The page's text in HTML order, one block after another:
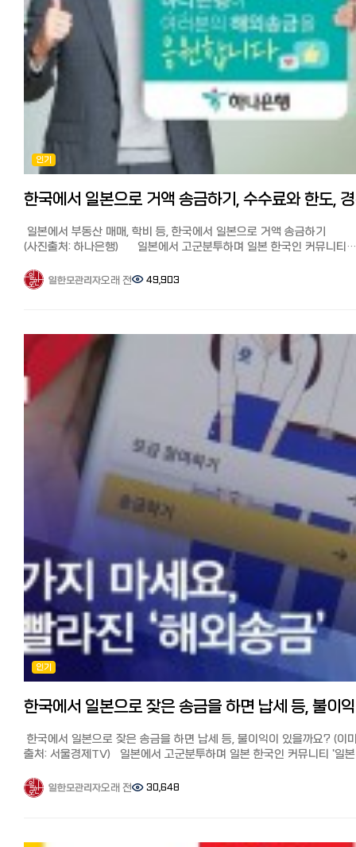
코인샷의 장점은 주말, 심야, 공휴일 등 상관없이 급할 때 앱으로 편하고
신속하게 송금할 수 있다는 점입니다.
회원가입과 본인인증 절차가 앱을 통해서 최소한의 정보로 일괄 승인되
이번에 밤 12시반 경에 전용 계좌로 돈을 입금했는데(유초은행에서 코인
전용계좌로 이체) 앱에 입금확인되어 등록된 한국 제 계좌로 보내는데
정도밖에 걸리지 않았습니다.
전용 계좌에 미리 돈을 충전해 놓으면 페이페이로 송금하듯 더 빠르고
편리하게 한국에 송금이 가능합니다.
타사의 경우 초회 본인인증이나 수취인 인증때문에 진행이 안되는 경우
많은데 카톡이나 라인으로 한국인 스탭이 대응해주는 점, 송금 진행 상
앱 푸시 알림으로 오는 점도 장점입니다.
편리하게 보낼 수 있다.
★일한모 고객이라면 첫 송금수수료 무료로 송금이 가능합니다.
첫 송금 수수료 무료 쿠폰받고 송금하기: https://jp.coinshot.org/
※월드패밀리송금은 2025년 1월부터 한국송금이 종료되었습니다.
한국이외 나라에 송금하실때는 아래 쿠폰으로 저렴하게 보낼 수 있습
천엔입니다. 10만엔까지 500엔이어서 어느 곳보다 수수료가 저렴합니
재류카드나 마이넘버를 폰으로 간단 인증하여 보내면 메일로 승인 연락
오며 바로 송금을 진행할 수 있습니다.
계좌에 송금액을 지불하면 메일로 수취인 신분 인증하라는 연락이 옵
한국에서 받는 사람 본인이 폰으로 인증해야 하는 부분이지만, 받는 분이
고령이거나 하기 어려운 경우는 신분증 사진만 메일로 보내주면 처리해
점이 대단히 편리했습니다.
오전에 부모님 신분증 보냈더니 오후에 송금 완료되었습니다.(2023년
18일 시점, 10만엔 송금, 1,017,020원 착금)
보통 1~2시간 안에 송금이 완료되어 빠른 것도 장점입니다.
장단점과 포인트 ●장점: 수수료가 저렴(10만엔까지 500엔). 받는 분
본인인증을 대신 해준다.
●단점: 메일로 일본어 상담이어서 답은 빨리 오는 편이지만, 급하거나
일본어가 안될 경우 답답할 수 있다.
★월드패밀리도 아래 링크에서 500엔 포인트 받아 수수료 할인을 받으
기본 설정된 환율이 저렴＋수수료 할인으로 어느곳보다 유리한 금액으로
송금할 수 있습니다.
일한모 한정! 월드패밀리 500엔 캐쉬받아 송금하기:
https://www.worldfamilyremit.com/i/?0ZGS72E0
월드패밀리 송금의 메리트와 사용법, 더 자세히 알기
https://korean.co.jp/life2/306
◆SBJ 원터치 익스프레스 송금:
신한은행 일본법인 SBJ은행의 한국송금 서비스입니다. 계좌 개설부터
송금신청까지 SBJ은행 앱상에서 비대면으로 모두 가능합니다.
원터치 익스프레스 송금은 생활비용 송금으로 1회/1일/한달 최대
30만엔까지, 일년에 총 360만엔까지 송금이 가능하며 최소 송금 금액은
송금처 등록은 3개까지 등록가능하며 송금처 등록부터 송금까지 지점방
필요없이 앱으로 완결 가능합니다.
장단점과 포인트 ●장점: 계좌개설부터 송금까지 앱으로 모두 신청이
하지만 아직 온라인 송금 서비스의 존재를 모르는 사람, 불만을 느끼면
인터넷 송금 서비스가 너무 많아서 어디를 사용해야 할지 망설이는
사람들이 많을 것입니다.
일본 거주 한인 커뮤니티에서 최근 평판이 높은 월드 패밀리 해외 송금을
실제로 사용한 소감과 장점에 대해 설명해 드리겠습니다.
월드 패밀리 송금의 특징 많은 재류 한국인들이 사용하고 있어서 안심
어떤 송금 서비스보다 수수료가 저렴 가입만으로 10만엔까지 무료 송금
가능한 포인트 획득 온라인 송금이라 PC, 스마트폰 앱으로 완결! 간편하고
빠르다 한국뿐만 아니라 세계 200개국 이상 송금 가능 인기 송금 3사 실제
송금액 비교 일반 은행보다 저렴해 일본인들이 한국 송금 시에 자주
사용하는 것으로 알려진 인기 송금 서비스 EXPARO(엑스파로),
라쿠텐은행과 월드패밀리 송금을 비교해 보았습니다. [시뮬레이션 결과]
현지에서 받는 금액 시뮬레이션 결과입니다. (2024년 1월 3일 기준)
월드패밀리 송금 : 수수료 500엔이 차감되어 약 940,380원 (이하
초대링크에서 회원가입 시 500포인트를 받으면 초회 무료)
EXPARO(엑스파로): 수수료 939,659원이 차감되어 약 2,500엔
송금 서비스보다 압도적으로 저렴합니다. 아래 링크를 통해서 가입하시
500엔 포인트를 받을 수 있기 때문에 10만엔까지 무료로 송금할 수
있습니다. 10만엔까지 무료 송금 쿠폰 획득↓
http://www.worldfamilyremit.com/ 월드 패밀리 송금의 사용법과
해외 거주 한국인은 재류카드나 마이넘버카드를 휴대폰으로 찍어 간편
승인되면 메일로 연락이 오며 바로 송금이 가능합니다. 계좌로 송금액을
입금하면 메일로 수취인 신분증 연락이 오고, 한국에서 받는 사람 본인(
들어 부모)이 휴대전화로 인증해야 합니다.
그때 고령이거나 대응이 어려운 경우는 타사라면 송금 자체가 안 되거나
지연되는 경우가 많은데 월드패밀리 송금에서는 보내는 사람이 부모의
신분증 이미지를 가지고 있으면 그것을 메일로 보내기만 하면 승인해 주
때문에 매우 편리합니다.
저도 부모님이 기계치신데 이 대응으로 큰 도움이 되었습니다.
오전에 아버지의 신분증을 보냈더니 오후에 송금이 무사히 완료되었습
(2024년 1월 3일 시점, 10만엔 송금, 940,380원 착금)
보통 1~2시간 내 송금이 완료되기 때문에 빠르고, 일본인 직원이 문의에
빠르게 답변해주는 점도 WISE 등 다른 인터넷 송금과 다른 장점입니
추천 포인트 정리 포인트①: 수수료가 가장 저렴하다(500엔까지 10만엔)
포인트②: 방문이 필요 없고 받는 사람의 본인인증을 대신할 수 있음
포인트③ : 전문 직원이 문의에 대해 일본어로 빠르게 답변해 준다
http://www.worldfamilyremit.com/
패밀리 해외 송금의 사용 후기와 추천 이유에 대해 자세히 소개했습니다.
한국으로 송금이 필요할 때 꼭 이용해 보세요. [참고 기사] 일본에서 한국
수수료 할인 쿠폰 https://korean.co.jp/life/79 일본에서 한국 송금,
수수료 가장 싼 곳, 와이즈(WISE)를 추천하는 이유
인기
한국
일본에서 부동산 매매, 학비 등, 한국에서 일본으로 거액 송금하기
(사진출처: 하나은행) 일본에서 고군분투하며 일본 한국인 커뮤니티
관리자입니다. 송금은 페북 일한모 그룹의 주요 테마입니다. 보통 일본
뼈빠지게 번 엔화를 한국으로 어떻게 송금하면 좋을지에 대한 질문이
안녕하세요^^ 한국에서 돈을 받아 집을 구매하신분계신가요? 저는 현재
배우자비자로 일본에 거주중입니다.
한국에 집을 처분하고 일본에 집을 구매 예정인데 원화를 엔화로 한꺼번
많은 돈은 송금불가로 알고있습니다. 돈을 나누어서 보내는 방법이 있지
수수료가 만만치않고 시간이 오래 걸리는 것으로 알고있습니다.
조언부탁드려요 감사합니다. 최신 정보! 신고가 불필요한 연간 송금한도가
2배로 인상 2023년 초에 오래동안 묶여있던 개인의 연간 송금한도
5만달러(2023년 8월기준 6400만원 정도)가 국가/개인간 거래액 규모
커지면서 대폭 인상된다는 뉴스가 있었습니다. 확인해본 바, 2023년
7월부터 시행되었고 연간 송금한도가 2배인 10만달러로 변경되었습
저는 8월에 2억정도를 무사히 송금 받았습니다.(수수료는 1억에
송금수수료, 중계은행수수료, 전신료 등으로 10만원 정도. 은행이나
우대조건에 따라 상이) 이건 수취인의 합산 금액이 아니고 한국에서 보
한사람의 한도액입니다. 거액 송금받으면 은행에서 전화가 온다? 아
직접 확인한 바, 대부분의 일본은행에서도 별도의 수취한도액을 설정하
있지 않다고 합니다. 다만, 천만엔이상 입금이 있을 시, 어떤 자금인지
전화가 오며 송금자와 어떤 관계인지 확인서류(가족관계증명서), 주택
구매시 계약서를 이메일로 요구합니다. 한국어 가족관계증명서를
간이번역해서 보냈고 보낸 즉시 송금 처리해 줬니다. 한국 비거주자의
거액 송금은 신고가 필요
일본으로 거액의 재산 반출시 한국은행에 신고가 필요
인터넷 송금을 이용하면 소액 송금이라고 해서 서류준비가 필요없고
수수료가 싸며 편리하지만 1일한도 100만엔, 한달 한도 500만엔 등(업
따라 상이), 범죄 예방을 위한 여러가지 제한이 있습니다.
억단위의 거액을 보낼 때는 은행을 통한 송금이 필요합니다. 상기에
말씀드린 바와 같이 연간 한도액이 2배가 되면서 번거로운 신고나 지정
이상의 재산을 보내는 경우의 방법에 대해서 설명드리겠습니다.
대외지급수단 매매 신고 아래의 경우 한국은행에 '대외지급수단 매매
신고'가 필요합니다. -한국 비거주자가 국내의 본인 재산을 반출 -국내
본인 계좌에서 해외 본인계좌로 미화 10만불 초과 송금시 비거주자 중,
일한모관리자오래 전 49,903
인기
한국에서 일본으로 잦은 송금을 하면 납세 등, 불이익이 있을까요? (이
출처: 서울경제TV) 일본에서 고군분투하며 일본 한국인 커뮤니티 '일본
오늘은 페이스북 그룹에 질문이 많은 한국-일본 송금에 관해서
일한모관리자오래 전 30,648